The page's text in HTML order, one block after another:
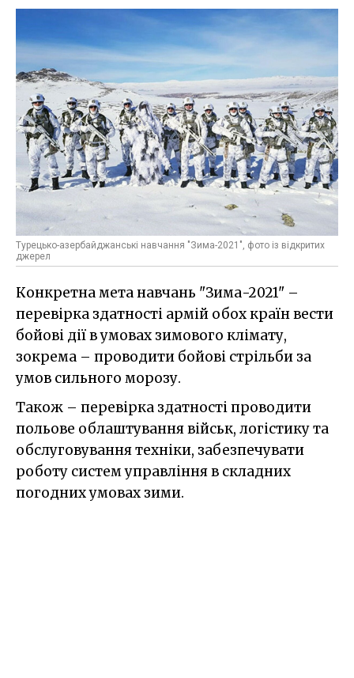
Турецько-азербайджанські навчання "Зима-2021", фото із відкритих
джерел
Конкретна мета навчань "Зима-2021" –
перевірка здатності армій обох країн вести
бойові дії в умовах зимового клімату,
зокрема – проводити бойові стрільби за
умов сильного морозу.
Також – перевірка здатності проводити
польове облаштування військ, логістику та
обслуговування техніки, забезпечувати
роботу систем управління в складних
погодних умовах зими.